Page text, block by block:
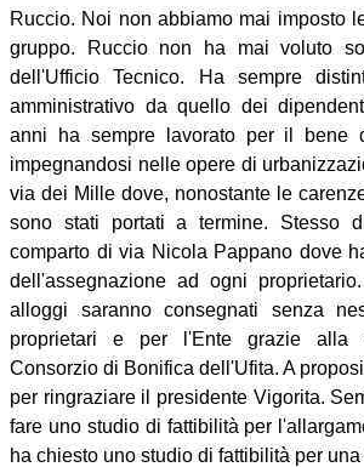
Ruccio. Noi non abbiamo mai imposto
gruppo. Ruccio non ha mai voluto
dell'Ufficio Tecnico. Ha sempre
amministrativo da quello dei
anni ha sempre lavorato per il bene
impegnandosi nelle opere di
via dei Mille dove, nonostante le
sono stati portati a termine. Stesso
comparto di via Nicola Pappano dove
dell'assegnazione ad ogni
alloggi saranno consegnati senza
proprietari e per l'Ente grazie alla
Consorzio di Bonifica dell'Ufita. A
per ringraziare il presidente Vigorita.
fare uno studio di fattibilità per
ha chiesto uno studio di fattibilità per